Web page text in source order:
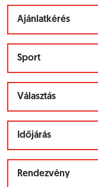
Ajánlatkérés
Sport
Választás
Időjárás
Rendezvény